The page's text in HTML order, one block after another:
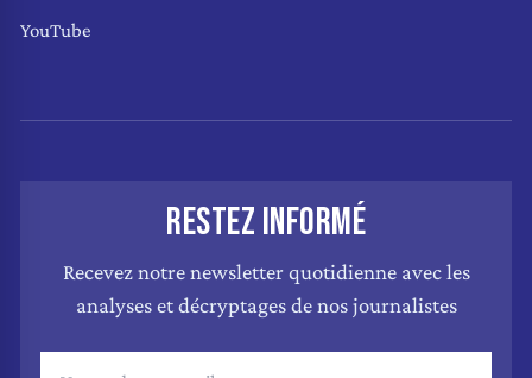
YouTube
RESTEZ INFORMÉ
Recevez notre newsletter quotidienne avec les
analyses et décryptages de nos journalistes